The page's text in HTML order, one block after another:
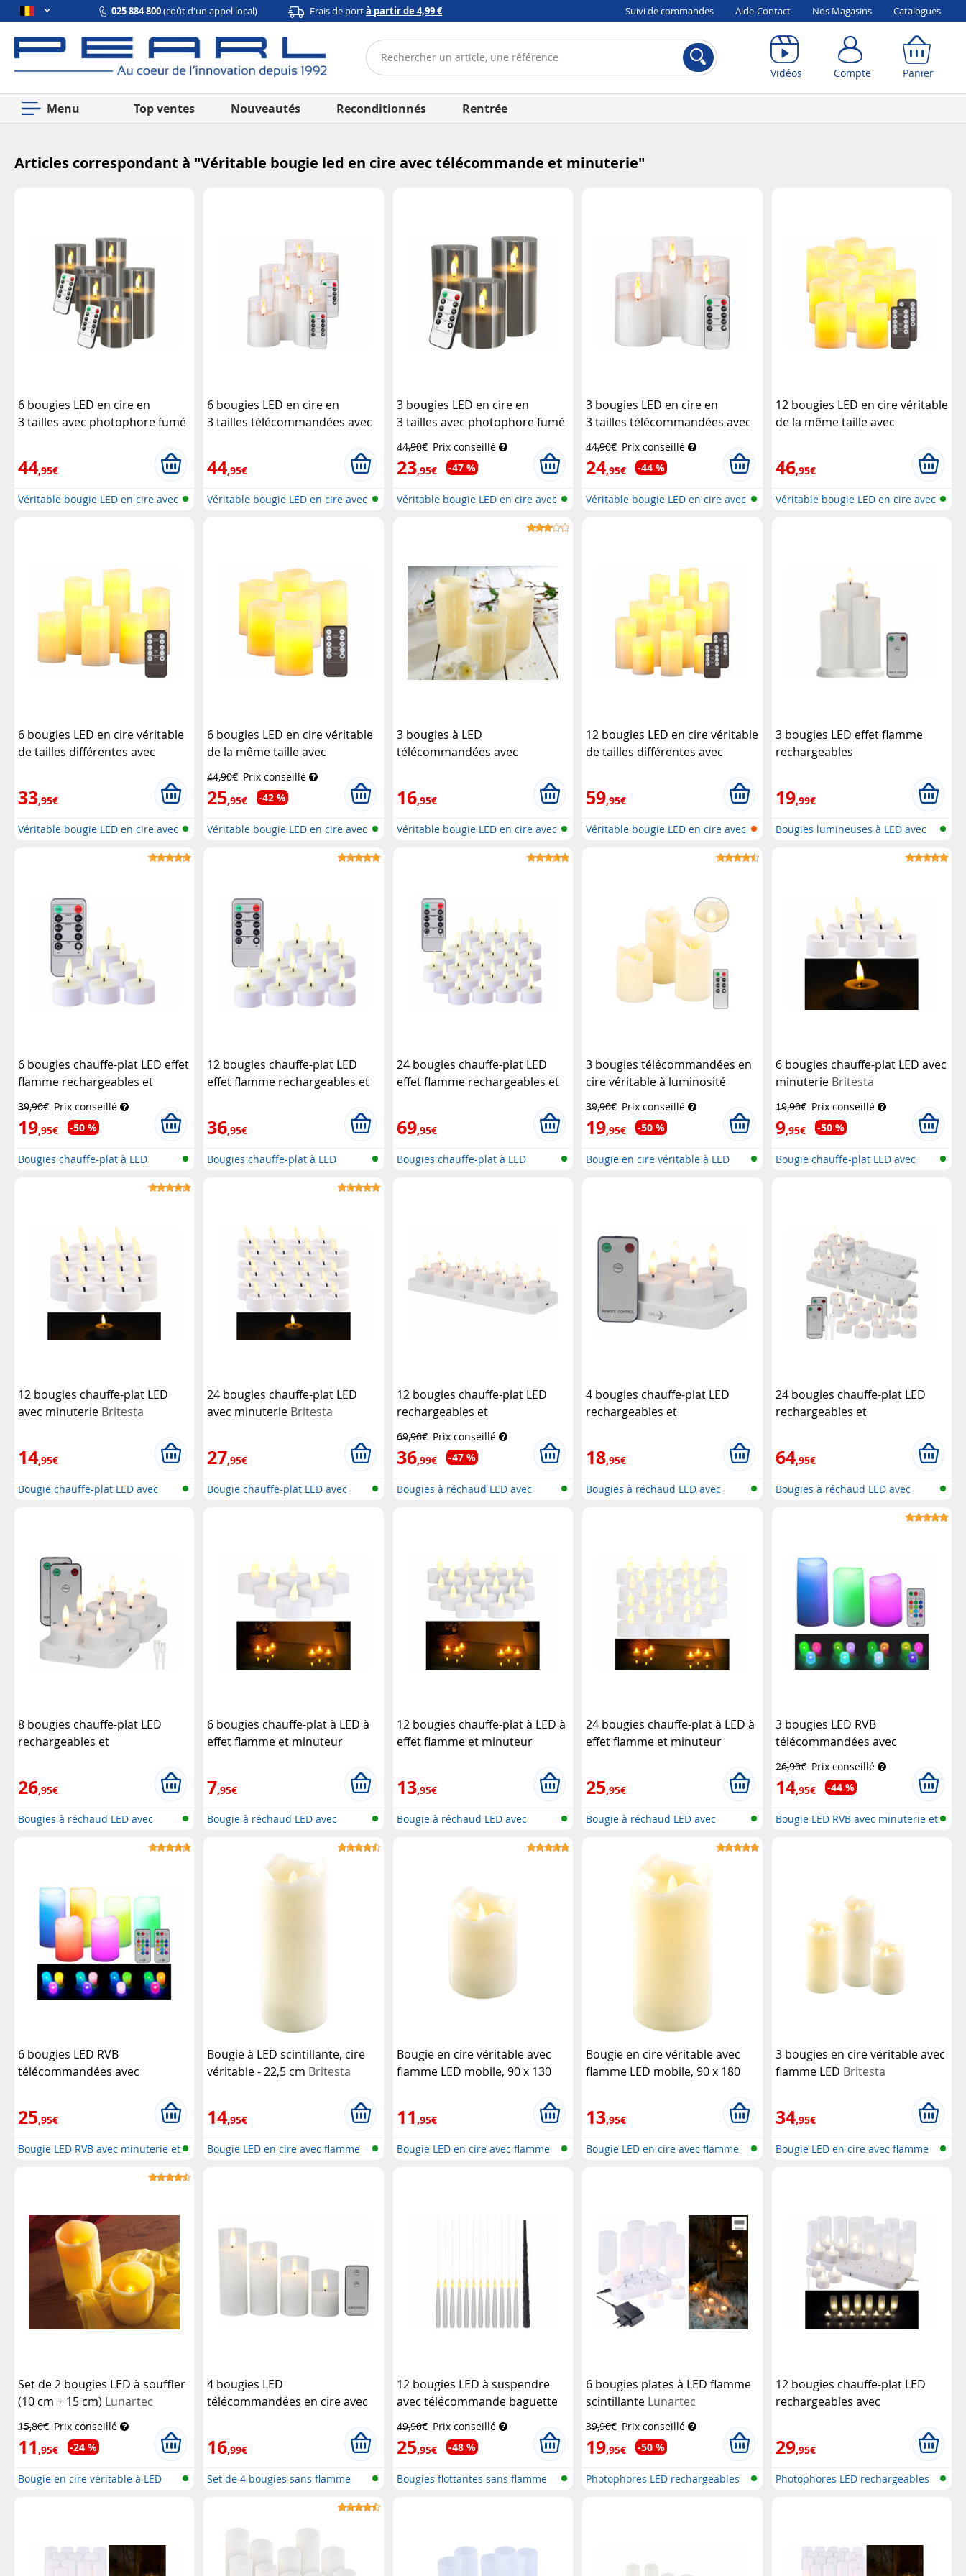
025 884 800(coût d'un appel local) Frais de portà partir de 4,99 € Suivi de commandes Aide-Contact Nos Magasins Catalogues
Vidéos Compte Panier
Menu Top ventes Nouveautés Reconditionnés Rentrée
Articles correspondant à "Véritable bougie led en cire avec télécommande et minuterie"
6 bougies LED en cire en
3 tailles avec photophore fumé
44,95€
Véritable bougie LED en cire avec
6 bougies LED en cire en
3 tailles télécommandées avec
44,95€
Véritable bougie LED en cire avec
3 bougies LED en cire en
3 tailles avec photophore fumé
44,90€ Prix conseillé
23,95€ -47 %
Véritable bougie LED en cire avec
3 bougies LED en cire en
3 tailles télécommandées avec
photophore transparent
Britesta
44,90€ Prix conseillé
24,95€ -44 %
Véritable bougie LED en cire avec
12 bougies LED en cire véritable
de la même taille avec
46,95€
Véritable bougie LED en cire avec
6 bougies LED en cire véritable
de tailles différentes avec
33,95€
Véritable bougie LED en cire avec
6 bougies LED en cire véritable
de la même taille avec
Britesta
44,90€ Prix conseillé
25,95€ -42 %
Véritable bougie LED en cire avec
3 bougies à LED
télécommandées avec
16,95€
Véritable bougie LED en cire avec
12 bougies LED en cire véritable
de tailles différentes avec
59,95€
Véritable bougie LED en cire avec
3 bougies LED effet flamme
rechargeables
19,99€
Bougies lumineuses à LED avec
6 bougies chauffe-plat LED effet
flamme rechargeables et
télécommandéesLunartec
39,90€ Prix conseillé
19,95€ -50 %
Bougies chauffe-plat à LED
12 bougies chauffe-plat LED
effet flamme rechargeables et
36,95€
Bougies chauffe-plat à LED
24 bougies chauffe-plat LED
effet flamme rechargeables et
69,95€
Bougies chauffe-plat à LED
3 bougies télécommandées en
cire véritable à luminosité
variable et effet flamme
Britesta
39,90€ Prix conseillé
19,95€ -50 %
Bougie en cire véritable à LED
6 bougies chauffe-plat LED avec
minuterie Britesta
19,90€ Prix conseillé
9,95€ -50 %
Bougie chauffe-plat LED avec
12 bougies chauffe-plat LED
avec minuterie Britesta
14,95€
Bougie chauffe-plat LED avec
24 bougies chauffe-plat LED
avec minuterie Britesta
27,95€
Bougie chauffe-plat LED avec
12 bougies chauffe-plat LED
rechargeables et
télécommandéesLunartec
69,90€ Prix conseillé
36,99€ -47 %
Bougies à réchaud LED avec
4 bougies chauffe-plat LED
rechargeables et
18,95€
Bougies à réchaud LED avec
24 bougies chauffe-plat LED
rechargeables et
64,95€
Bougies à réchaud LED avec
8 bougies chauffe-plat LED
rechargeables et
26,95€
Bougies à réchaud LED avec
6 bougies chauffe-plat à LED à
effet flamme et minuteur
7,95€
Bougie à réchaud LED avec
12 bougies chauffe-plat à LED à
effet flamme et minuteur
13,95€
Bougie à réchaud LED avec
24 bougies chauffe-plat à LED à
effet flamme et minuteur
25,95€
Bougie à réchaud LED avec
3 bougies LED RVB
télécommandées avec
luminosité variable et
minuterieLunartec
26,90€ Prix conseillé
14,95€ -44 %
Bougie LED RVB avec minuterie et
6 bougies LED RVB
télécommandées avec
25,95€
Bougie LED RVB avec minuterie et
Bougie à LED scintillante, cire
véritable - 22,5 cm Britesta
14,95€
Bougie LED en cire avec flamme
Bougie en cire véritable avec
flamme LED mobile, 90 x 130
11,95€
Bougie LED en cire avec flamme
Bougie en cire véritable avec
flamme LED mobile, 90 x 180
13,95€
Bougie LED en cire avec flamme
3 bougies en cire véritable avec
flamme LED Britesta
34,95€
Bougie LED en cire avec flamme
Set de 2 bougies LED à souffler
(10 cm + 15 cm) Lunartec
15,80€ Prix conseillé
11,95€ -24 %
Bougie en cire véritable à LED
4 bougies LED
télécommandées en cire avec
16,99€
Set de 4 bougies sans flamme
12 bougies LED à suspendre
avec télécommande baguette
Lunartec
49,90€ Prix conseillé
25,95€ -48 %
Bougies flottantes sans flamme
6 bougies plates à LED flamme
scintillante Lunartec
39,90€ Prix conseillé
19,95€ -50 %
Photophores LED rechargeables
12 bougies chauffe-plat LED
rechargeables avec
29,95€
Photophores LED rechargeables
Compte Panier